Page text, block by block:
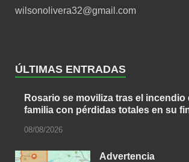
wilsonolivera32@gmail.com
ÚLTIMAS ENTRADAS
Rosario se moviliza tras el incendio
familia con pérdidas totales en su
08/08/2026
Advertencia